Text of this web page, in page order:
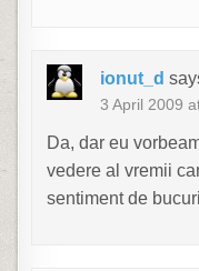
ionut_d
3 April 2009
Da, dar eu
vedere al vremii
sentiment de